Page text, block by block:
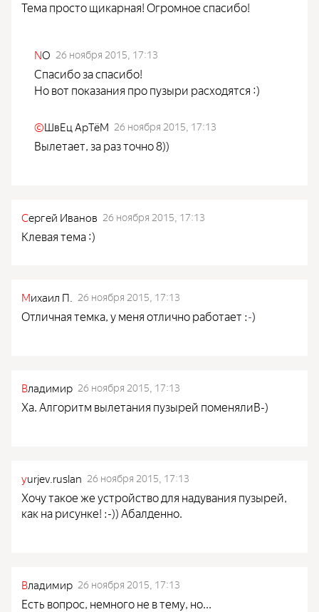
Тема просто щикарная! Огромное спасибо!
NO 26 ноября 2015, 17:13
Спасибо за спасибо!
Но вот показания про пузыри расходятся :)
©ШвЕц АрTёМ 26 ноября 2015, 17:13
Вылетает, за раз точно 8))
Сергей Иванов 26 ноября 2015, 17:13
Клевая тема :)
Михаил П. 26 ноября 2015, 17:13
Отличная темка, у меня отлично работает :-)
Владимир 26 ноября 2015, 17:13
Ха. Алгоритм вылетания пузырей поменялиB-)
yurjev.ruslan 26 ноября 2015, 17:13
Хочу такое же устройство для надувания пузырей,
как на рисунке! :-)) Абалденно.
Владимир 26 ноября 2015, 17:13
Есть вопрос, немного не в тему, но...